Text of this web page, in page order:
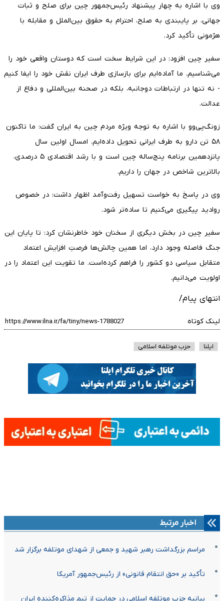
وی با اشاره به چهار پیشنهاد رئیس‌جمهور چین برای صلح و ثبات
جهانی، بر پایبندی به صلح، احترام به حقوق بین‌الملل و مقابله با
هژمونی تأکید کرد.
سفیر چین افزود: در این شرایط سخت است که دوستان واقعی خود را
می‌شناسیم. ما آماده‌ایم برای بازسازی طرف ایران نقش خود را ایفا کنیم
- نه تنها در ارتباطات دوجانبه، بلکه در صحنه بین‌المللی و دفاع از
عدالت.
زونگ‌پی‌وو با اشاره به توجه ویژه مردم چین به ایران گفت: ما تاکنون
۵۸ تن دارو به طرف ایرانی تحویل داده‌ایم. امسال اولین سال
پانزدهمین برنامه پنج‌ساله چین است و با رشد اقتصادی ۵ درصدی،
بالاترین شاخص در جهان را داریم.
وی در پاسخ به خواست تسهیل رفت‌وآمد اظهار داشت: در خصوص
روادید پیگیری می‌کنیم تا ساده‌تر شود.
سفیر چین در بخش دیگری از سخنان خود خاطرنشان کرد: تا پایان این
جنگ فاصله وجود دارد، اما همین چالش‌ها فرصتِ افزایش اعتماد
متقابل سیاسی دو کشور را فراهم کرده‌است. ما تقویت این اعتماد را در
اولویت می‌دانیم.
انتهای پیام/
لینک کوتاه
ایلنا حزب موتلفه اسلامی
اخبار مرتبط
مراسم بزرگداشت رهبر شهید و جمعی از شهدای موتلفه برگزار شد
تأکید بر «حق انتقام قانونی» از رئیس‌جمهور آمریکا
بیانیه حزب موتلفه اسلامی در حمایت از تیم مذاکره‌کننده ایران